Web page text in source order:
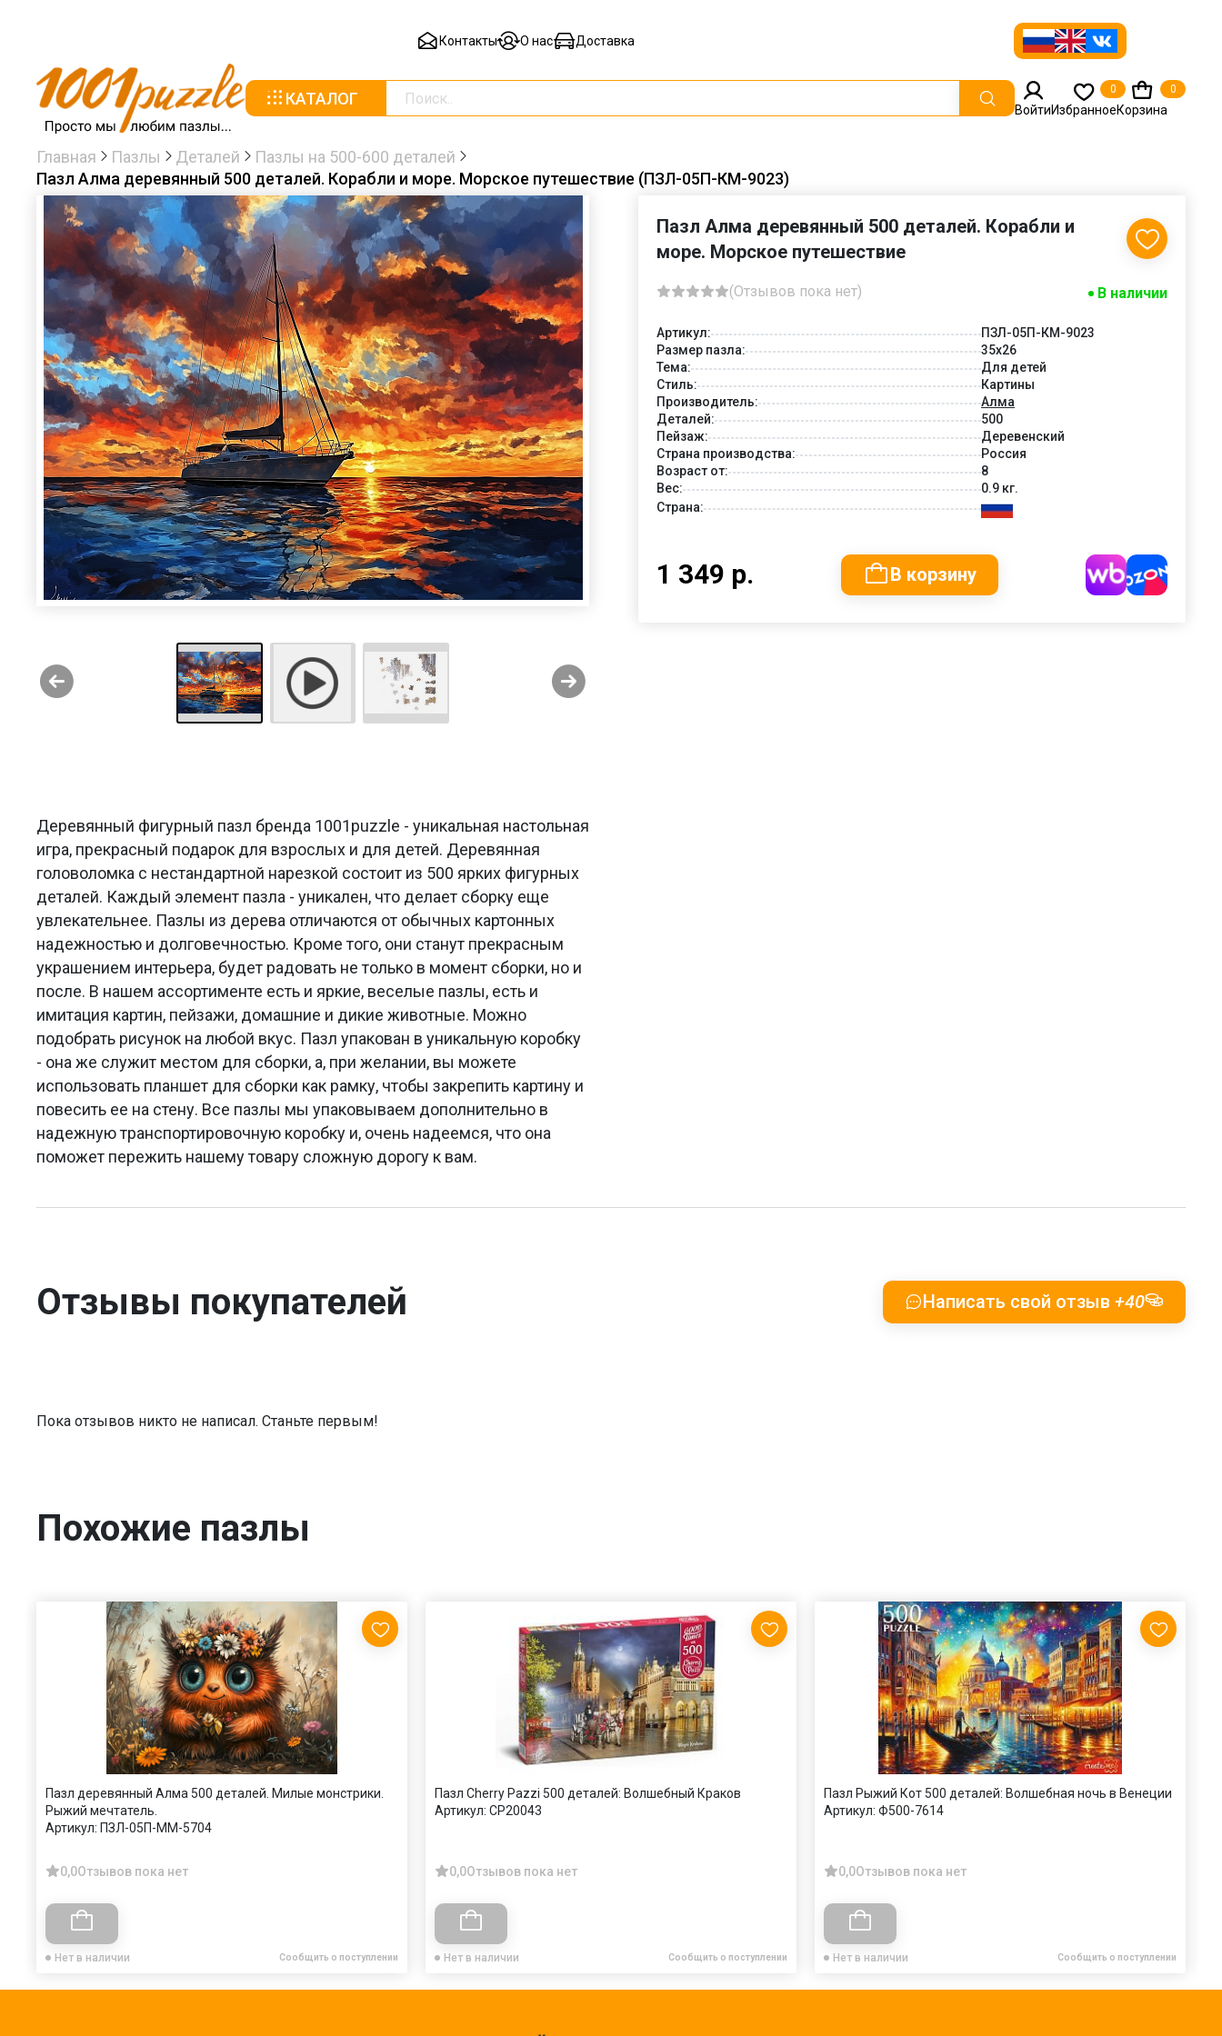
Контакты О нас Доставка
КАТАЛОГ
ВойтиИзбранное
0
Корзина
0
Главная Пазлы Деталей
Пазлы на 500-600 деталей
Пазл Алма деревянный 500 деталей. Корабли и море. Морское путешествие (ПЗЛ-05П-КМ-9023)
Деревянный фигурный пазл бренда 1001puzzle - уникальная настольная
игра, прекрасный подарок для взрослых и для детей. Деревянная
головоломка с нестандартной нарезкой состоит из 500 ярких фигурных
деталей. Каждый элемент пазла - уникален, что делает сборку еще
увлекательнее. Пазлы из дерева отличаются от обычных картонных
надежностью и долговечностью. Кроме того, они станут прекрасным
украшением интерьера, будет радовать не только в момент сборки, но и
после. В нашем ассортименте есть и яркие, веселые пазлы, есть и
имитация картин, пейзажи, домашние и дикие животные. Можно
подобрать рисунок на любой вкус. Пазл упакован в уникальную коробку
- она же служит местом для сборки, а, при желании, вы можете
использовать планшет для сборки как рамку, чтобы закрепить картину и
повесить ее на стену. Все пазлы мы упаковываем дополнительно в
надежную транспортировочную коробку и, очень надеемся, что она
поможет пережить нашему товару сложную дорогу к вам.
Пазл Алма деревянный 500 деталей. Корабли и
море. Морское путешествие
(Отзывов пока нет) В наличии
Артикул:
ПЗЛ-05П-КМ-9023
Размер пазла:
35х26
Тема:
Для детей
Стиль:
Картины
Производитель:
Алма
Деталей:
500
Пейзаж:
Деревенский
Страна производства:
Россия
Возраст от:
8
Вес:
0.9 кг.
Страна:
1 349 р. В корзину
Отзывы покупателей Написать свой отзыв +40
Пока отзывов никто не написал. Станьте первым!
Похожие пазлы
Пазл деревянный Алма 500 деталей. Милые монстрики.
Рыжий мечтатель.
Артикул: ПЗЛ-05П-ММ-5704
0,0Отзывов пока нет
Нет в наличии Сообщить о поступлении
Пазл Cherry Pazzi 500 деталей: Волшебный Краков
Артикул: CP20043
0,0Отзывов пока нет
Нет в наличии Сообщить о поступлении
Пазл Рыжий Кот 500 деталей: Волшебная ночь в Венеции
Артикул: Ф500-7614
0,0Отзывов пока нет
Нет в наличии Сообщить о поступлении